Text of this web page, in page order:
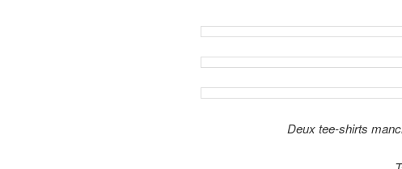
Deux tee-shirts